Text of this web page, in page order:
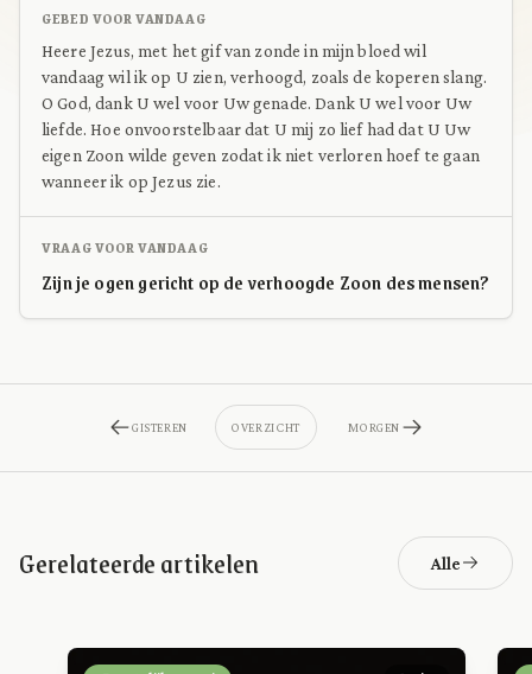
GEBED VOOR VANDAAG
Heere Jezus, met het gif van zonde in mijn bloed wil
vandaag wil ik op U zien, verhoogd, zoals de koperen slang.
O God, dank U wel voor Uw genade. Dank U wel voor Uw
liefde. Hoe onvoorstelbaar dat U mij zo lief had dat U Uw
eigen Zoon wilde geven zodat ik niet verloren hoef te gaan
wanneer ik op Jezus zie.
VRAAG VOOR VANDAAG
Zijn je ogen gericht op de verhoogde Zoon des mensen?
GISTEREN OVERZICHT MORGEN
Gerelateerde artikelen Alle